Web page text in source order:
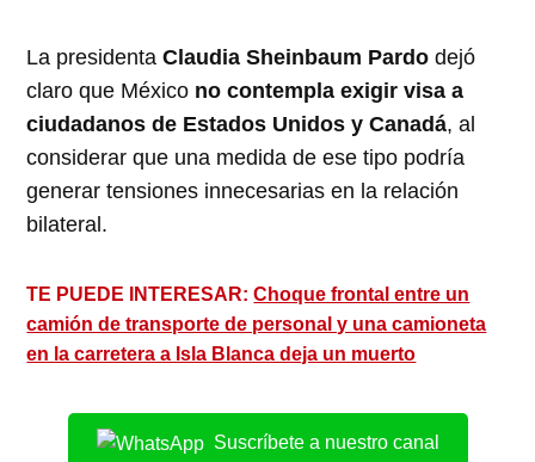
La presidentaClaudia Sheinbaum Pardo dejó
claro que México no contempla exigir visa a
ciudadanos de Estados Unidos y Canadá, al
considerar que una medida de ese tipo podría
generar tensiones innecesarias en la relación
bilateral.
TE PUEDE INTERESAR:Choque frontal entre un
camión de transporte de personal y una camioneta
en la carretera a Isla Blanca deja un muerto
Suscríbete a nuestro canal